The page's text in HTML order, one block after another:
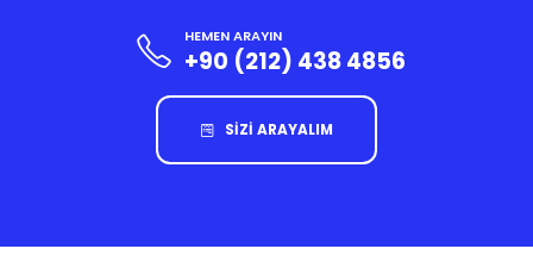
HEMEN ARAYIN
+90 (212) 438 4856
SİZİ ARAYALIM